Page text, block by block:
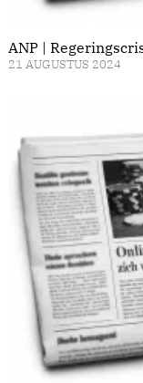
ANP |
21 AUGUSTUS 2024